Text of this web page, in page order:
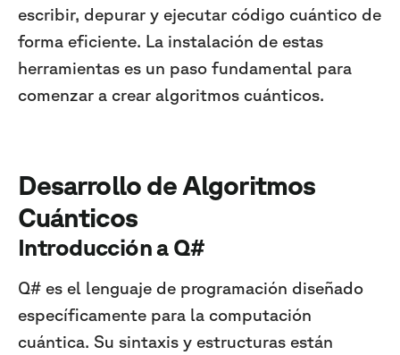
escribir, depurar y ejecutar código cuántico de
forma eficiente. La instalación de estas
herramientas es un paso fundamental para
comenzar a crear algoritmos cuánticos.
Desarrollo de Algoritmos
Cuánticos
Introducción a Q#
Q# es el lenguaje de programación diseñado
específicamente para la computación
cuántica. Su sintaxis y estructuras están